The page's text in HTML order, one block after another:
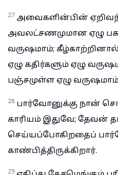
27 அவைகளின்பின்
அவலட்சணமுமான ஏழு
வருஷமாம்;
ஏழு கதிர்களும் ஏழு
பஞ்சமுள்ள ஏழு
28 பார்வோனுக்கு நான்
காரியம் இதுவே; தேவன்
செய்யப்போகிறதைப்
காண்பித்திருக்கிறார்.
29